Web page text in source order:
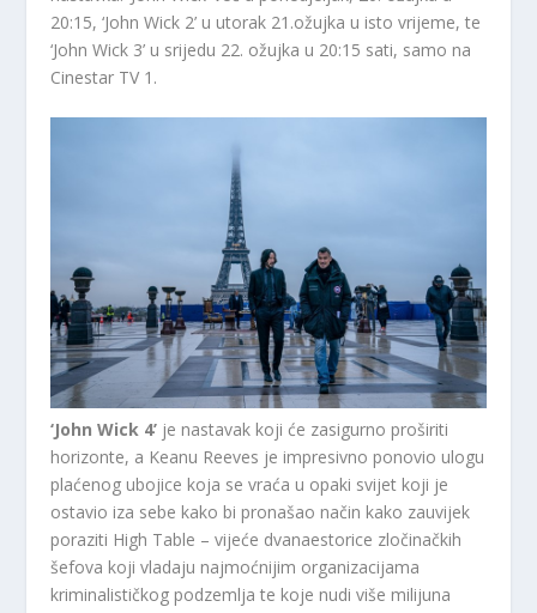
20:15, ‘John Wick 2’ u utorak 21.ožujka u isto vrijeme, te
‘John Wick 3’ u srijedu 22. ožujka u 20:15 sati, samo na
Cinestar TV 1.
‘John Wick 4’ je nastavak koji će zasigurno proširiti
horizonte, a Keanu Reeves je impresivno ponovio ulogu
plaćenog ubojice koja se vraća u opaki svijet koji je
ostavio iza sebe kako bi pronašao način kako zauvijek
poraziti High Table – vijeće dvanaestorice zločinačkih
šefova koji vladaju najmoćnijim organizacijama
kriminalističkog podzemlja te koje nudi više milijuna